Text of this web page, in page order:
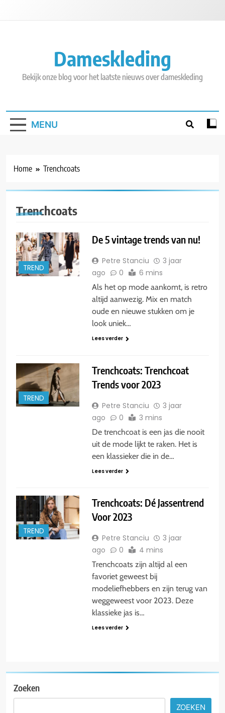
Dameskleding
Bekijk onze blog voor het laatste nieuws over dameskleding
MENU
Home Trenchcoats
Trenchcoats
TREND
De 5 vintage trends van nu!
Petre Stanciu
3 jaar
ago
0 6 mins
Als het op mode aankomt, is retro
altijd aanwezig. Mix en match
oude en nieuwe stukken om je
look uniek…
Lees verder
TREND
Trenchcoats: Trenchcoat
Trends voor 2023
Petre Stanciu
3 jaar
ago
0 3 mins
De trenchcoat is een jas die nooit
uit de mode lijkt te raken. Het is
een klassieker die in de…
Lees verder
TREND
Trenchcoats: Dé Jassentrend
Voor 2023
Petre Stanciu
3 jaar
ago
0 4 mins
Trenchcoats zijn altijd al een
favoriet geweest bij
modeliefhebbers en zijn terug van
weggeweest voor 2023. Deze
klassieke jas is…
Lees verder
Zoeken
ZOEKEN